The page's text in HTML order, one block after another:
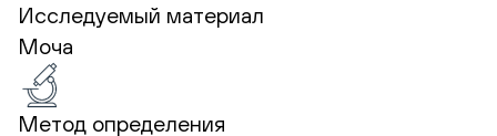
Исследуемый материал
Моча
Метод определения